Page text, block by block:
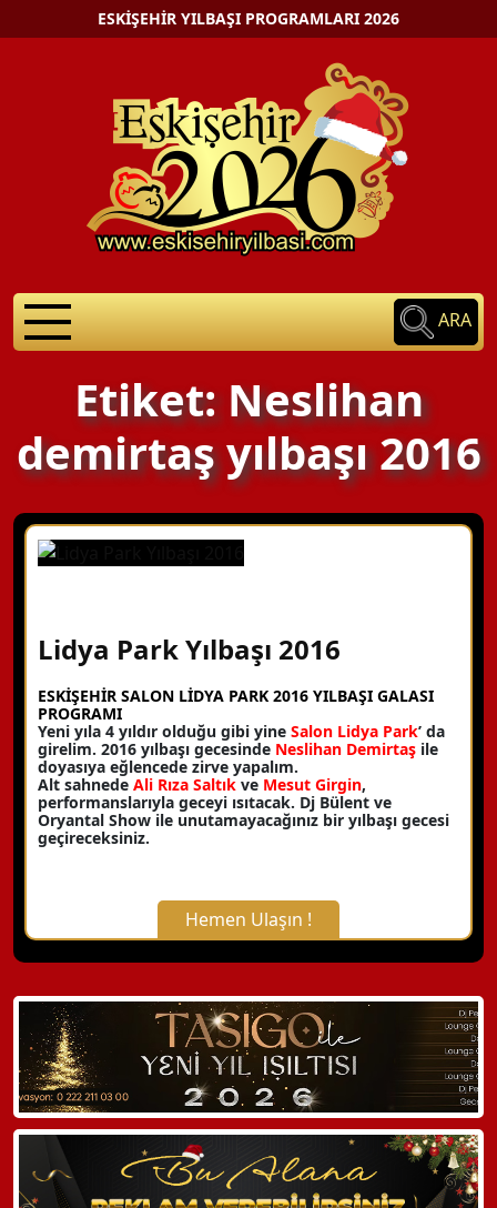
ESKIŞEHIR YILBAŞI PROGRAMLARI 2026
ARA
Etiket: Neslihan
demirtaş yılbaşı 2016
Lidya Park Yılbaşı 2016
ESKİŞEHİR SALON LİDYA PARK 2016 YILBAŞI GALASI
PROGRAMI
Yeni yıla 4 yıldır olduğu gibi yine Salon Lidya Park’ da
girelim. 2016 yılbaşı gecesinde Neslihan Demirtaş ile
doyasıya eğlencede zirve yapalım.
Alt sahnede Ali Rıza Saltık ve Mesut Girgin,
performanslarıyla geceyi ısıtacak. Dj Bülent ve
Oryantal Show ile unutamayacağınız bir yılbaşı gecesi
geçireceksiniz.
Hemen Ulaşın !
X Kapat
WhatsApp ile Bilgi Alın
Hemen Arayın
Detaylı Bilgi Alın